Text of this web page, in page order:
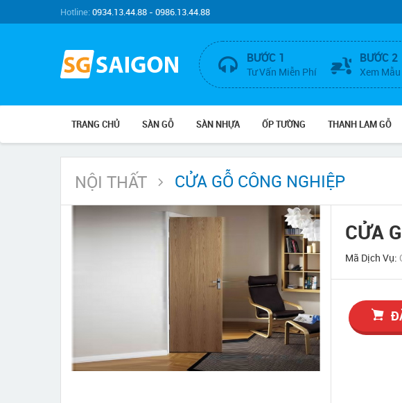
Hotline:0934.13.44.88 - 0986.13.44.88
BƯỚC 1
Tư Vấn Miễn Phí
BƯỚC 2
Xem
TRANG CHỦ SÀN GỖ SÀN NHỰA ỐP TƯỜNG THANH LAM GỖ
NỘI THẤT CỬA GỖ CÔNG NGHIỆP
CỬA
Mã Dịch Vụ: